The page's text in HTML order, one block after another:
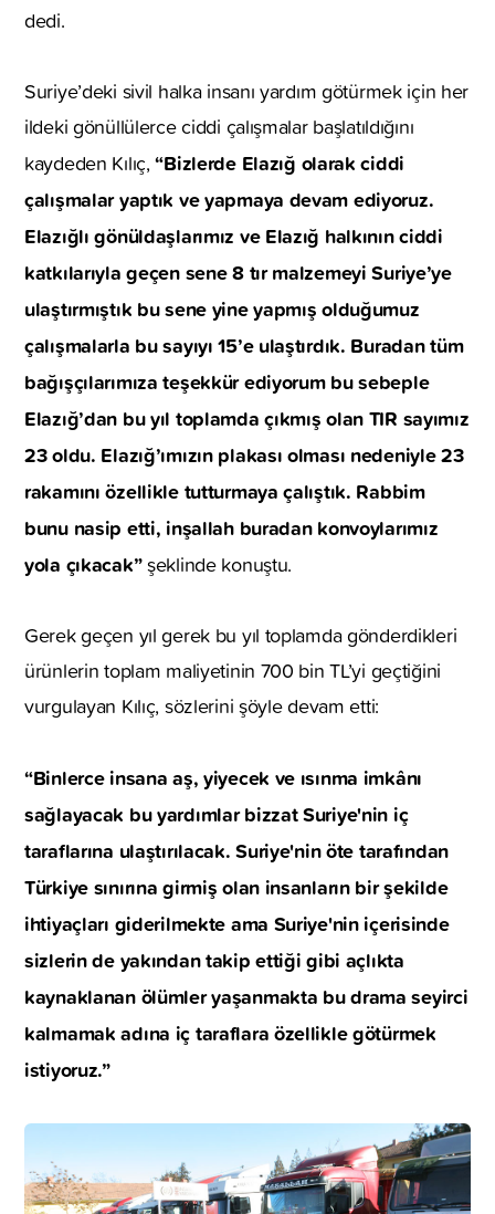
dedi.
Suriye’deki sivil halka insanı yardım götürmek için her
ildeki gönüllülerce ciddi çalışmalar başlatıldığını
kaydeden Kılıç,“Bizlerde Elazığ olarak ciddi
çalışmalar yaptık ve yapmaya devam ediyoruz.
Elazığlı gönüldaşlarımız ve Elazığ halkının ciddi
katkılarıyla geçen sene 8 tır malzemeyi Suriye’ye
ulaştırmıştık bu sene yine yapmış olduğumuz
çalışmalarla bu sayıyı 15’e ulaştırdık. Buradan tüm
bağışçılarımıza teşekkür ediyorum bu sebeple
Elazığ’dan bu yıl toplamda çıkmış olan TIR sayımız
23 oldu. Elazığ’ımızın plakası olması nedeniyle 23
rakamını özellikle tutturmaya çalıştık. Rabbim
bunu nasip etti, inşallah buradan konvoylarımız
yola çıkacak”şeklinde konuştu.
Gerek geçen yıl gerek bu yıl toplamda gönderdikleri
ürünlerin toplam maliyetinin 700 bin TL’yi geçtiğini
vurgulayan Kılıç, sözlerini şöyle devam etti:
“Binlerce insana aş, yiyecek ve ısınma imkânı
sağlayacak bu yardımlar bizzat Suriye'nin iç
taraflarına ulaştırılacak. Suriye'nin öte tarafından
Türkiye sınırına girmiş olan insanların bir şekilde
ihtiyaçları giderilmekte ama Suriye'nin içerisinde
sizlerin de yakından takip ettiği gibi açlıkta
kaynaklanan ölümler yaşanmakta bu drama seyirci
kalmamak adına iç taraflara özellikle götürmek
istiyoruz.”